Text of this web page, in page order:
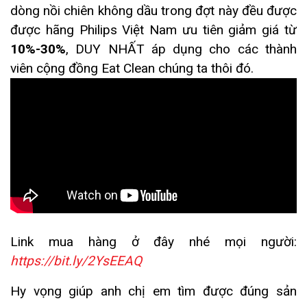
dòng nồi chiên không dầu trong đợt này đều được
được hãng Philips Việt Nam ưu tiên giảm giá từ
10%-30%, DUY NHẤT áp dụng cho các thành
viên cộng đồng Eat Clean chúng ta thôi đó.
Link mua hàng ở đây nhé mọi người:
https://bit.ly/2YsEEAQ
Hy vọng giúp anh chị em tìm được đúng sản